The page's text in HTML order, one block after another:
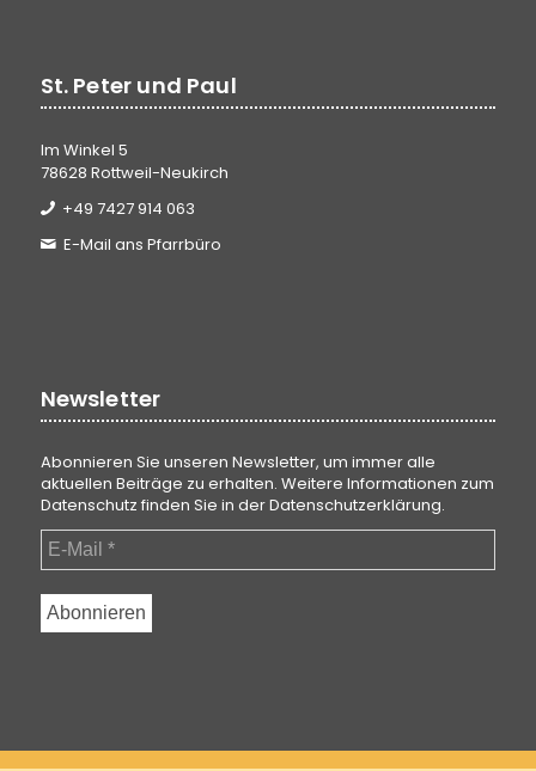
St. Peter und Paul
Im Winkel 5
78628 Rottweil-Neukirch
+49 7427 914 063
E-Mail ans Pfarrbüro
Newsletter
Abonnieren Sie unseren Newsletter, um immer alle
aktuellen Beiträge zu erhalten. Weitere Informationen zum
Datenschutz finden Sie in derDatenschutzerklärung.